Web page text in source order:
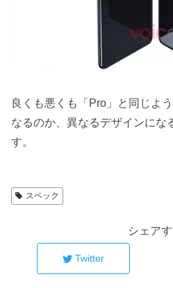
良くも悪くも「Pro」と同じよ
なるのか、異なるデザインにな
す。
スペック
シェア
Twitter